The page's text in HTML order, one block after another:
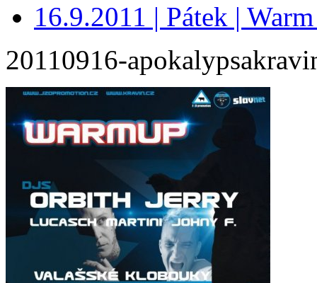
16.9.2011 | Pátek |
20110916-